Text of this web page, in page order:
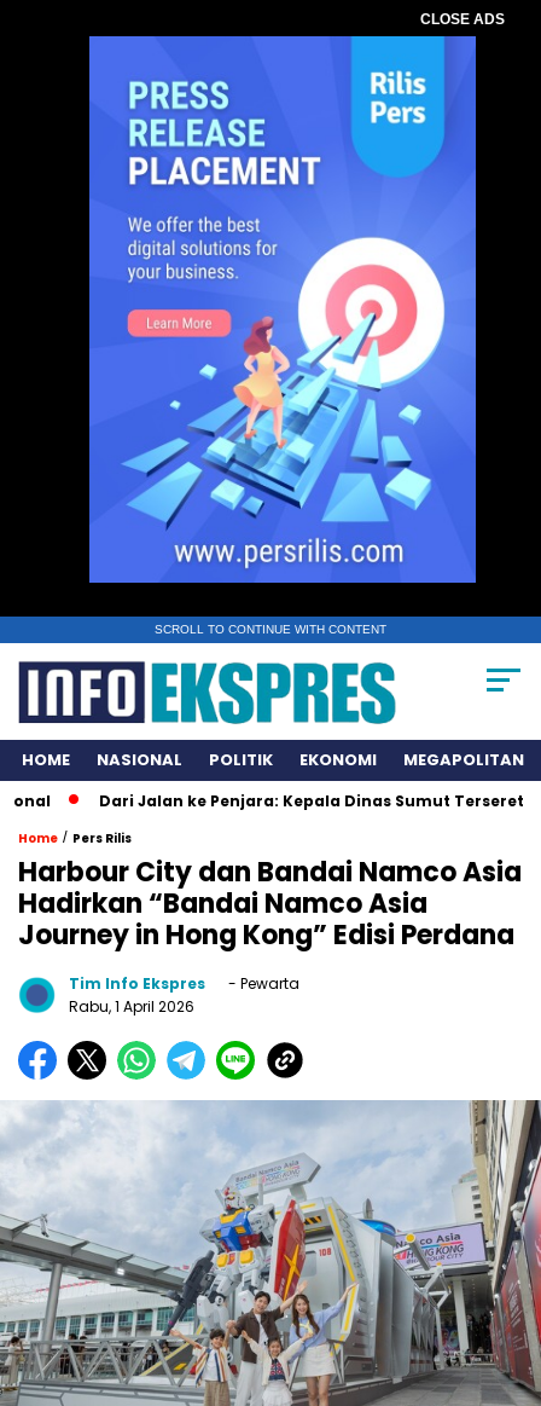
CLOSE ADS
SCROLL TO CONTINUE WITH CONTENT
HOME NASIONAL POLITIK EKONOMI MEGAPOLITAN
Jalan ke Penjara: Kepala Dinas Sumut Terseret Skandal
Home / Pers Rilis
Harbour City dan Bandai Namco Asia
Hadirkan “Bandai Namco Asia
Journey in Hong Kong” Edisi Perdana
Tim Info Ekspres
- Pewarta
Rabu, 1 April 2026